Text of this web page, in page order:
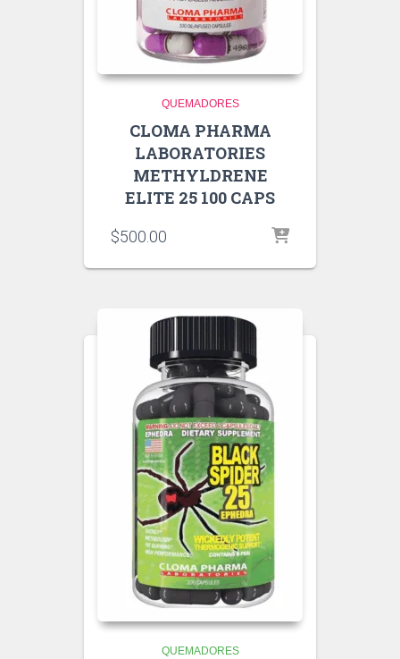
QUEMADORES
CLOMA PHARMA
LABORATORIES
METHYLDRENE
ELITE 25 100 CAPS
$500.00
QUEMADORES